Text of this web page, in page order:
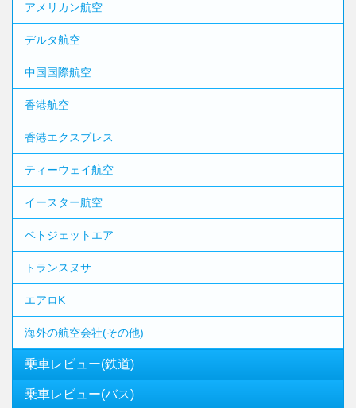
アメリカン航空
デルタ航空
中国国際航空
香港航空
香港エクスプレス
ティーウェイ航空
イースター航空
ベトジェットエア
トランスヌサ
エアロK
海外の航空会社(その他)
乗車レビュー(鉄道)
乗車レビュー(バス)